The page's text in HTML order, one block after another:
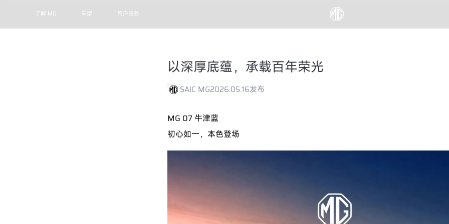
了解 MG 车型 用户服务
以深厚底蕴，承载百年荣光
SAIC MG2026.05.16发布
MG 07牛津蓝
初心如一，本色登场